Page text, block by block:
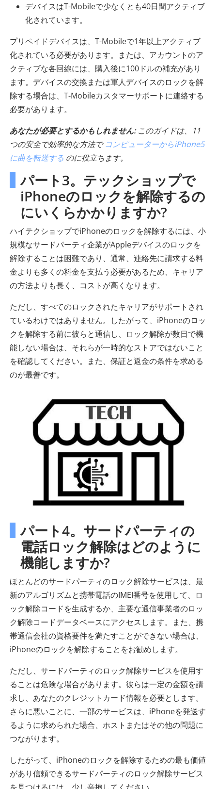
デバイスはT-Mobileで少なくとも40日間アクティブ
化されています。
プリペイドデバイスは、T-Mobileで1年以上アクティブ
化されている必要があります。または、アカウントのア
クティブな各回線には、購入後に100ドルの補充があり
ます。デバイスの交換または軍人デバイスのロックを解
除する場合は、T-Mobileカスタマーサポートに連絡する
必要があります。
あなたが必要とするかもしれません:このガイドは、11
つの安全で効率的な方法でコンピューターからiPhone5
に曲を転送する のに役立ちます。
パート3。テックショップで
iPhoneのロックを解除するの
にいくらかかりますか?
ハイテクショップでiPhoneのロックを解除するには、小
規模なサードパーティ企業がAppleデバイスのロックを
解除することは困難であり、通常、連絡先に請求する料
金よりも多くの料金を支払う必要があるため、キャリア
の方法よりも長く、コストが高くなります。
ただし、すべてのロックされたキャリアがサポートされ
ているわけではありません。したがって、iPhoneのロッ
クを解除する前に彼らと通信し、ロック解除が数日で機
能しない場合は、それらが一時的なストアではないこと
を確認してください。また、保証と返金の条件を求める
のが最善です。
パート4。サードパーティの
電話ロック解除はどのように
機能しますか?
ほとんどのサードパーティのロック解除サービスは、最
新のアルゴリズムと携帯電話のIMEI番号を使用して、ロ
ック解除コードを生成するか、主要な通信事業者のロッ
ク解除コードデータベースにアクセスします。また、携
帯通信会社の資格要件を満たすことができない場合は、
iPhoneのロックを解除することをお勧めします。
ただし、サードパーティのロック解除サービスを使用す
ることは危険な場合があります。彼らは一定の金額を請
求し、あなたのクレジットカード情報を必要とします。
さらに悪いことに、一部のサービスは、iPhoneを発送す
るように求められた場合、ホストまたはその他の問題に
つながります。
したがって、iPhoneのロックを解除するための最も価値
があり信頼できるサードパーティのロック解除サービス
を見つけるには、少し辛抱してください。